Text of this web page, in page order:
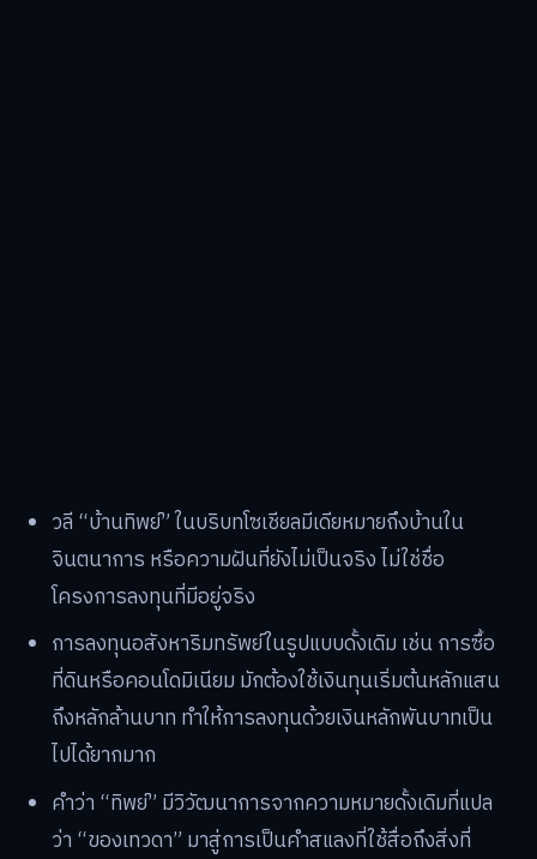
วลี “บ้านทิพย์” ในบริบทโซเชียลมีเดียหมายถึงบ้านใน
จินตนาการ หรือความฝันที่ยังไม่เป็นจริง ไม่ใช่ชื่อ
โครงการลงทุนที่มีอยู่จริง
การลงทุนอสังหาริมทรัพย์ในรูปแบบดั้งเดิม เช่น การซื้อ
ที่ดินหรือคอนโดมิเนียม มักต้องใช้เงินทุนเริ่มต้นหลักแสน
ถึงหลักล้านบาท ทำให้การลงทุนด้วยเงินหลักพันบาทเป็น
ไปได้ยากมาก
คำว่า “ทิพย์” มีวิวัฒนาการจากความหมายดั้งเดิมที่แปล
ว่า “ของเทวดา” มาสู่การเป็นคำสแลงที่ใช้สื่อถึงสิ่งที่